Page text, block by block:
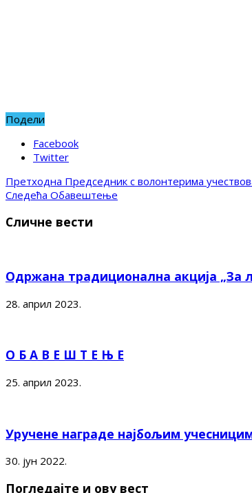
Подели
Facebook
Twitter
Претходна Председник с волонтерима
Следећа Обавештење
Сличне вести
Одржана традиционална акција „За
28. април 2023.
О Б А В Е Ш Т Е Њ Е
25. април 2023.
Уручене награде најбољим
30. јун 2022.
Погледајте и ову вест